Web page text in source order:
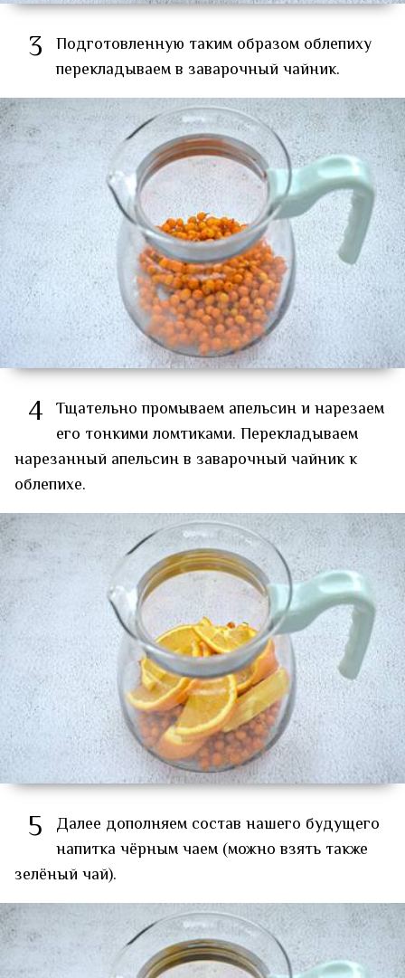
3 Подготовленную таким образом облепиху
перекладываем в заварочный чайник.
4 Тщательно промываем апельсин и нарезаем
его тонкими ломтиками. Перекладываем
нарезанный апельсин в заварочный чайник к
облепихе.
5
Далее дополняем состав нашего будущего
напитка чёрным чаем (можно взять также
зелёный чай).